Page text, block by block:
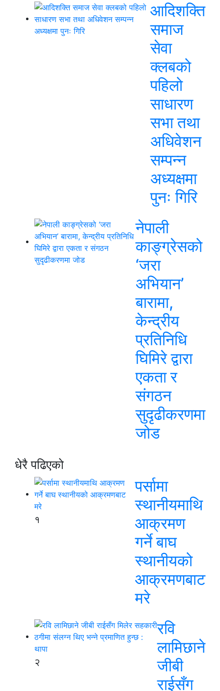
आदिशक्ति
समाज
सेवा
क्लबको
पहिलो
साधारण
सभा तथा
अधिवेशन
सम्पन्न
अध्यक्षमा
पुनः गिरि
नेपाली
काङ्ग्रेसको
‘जरा
अभियान’
बारामा,
केन्द्रीय
प्रतिनिधि
घिमिरे द्वारा
एकता र
संगठन
सुदृढीकरणमा
जोड
धेरै पढिएको
१
पर्सामा
स्थानीयमाथि
आक्रमण
गर्ने बाघ
स्थानीयको
आक्रमणबाट
मरे
२
रवि
लामिछाने
जीबी
राईसँग